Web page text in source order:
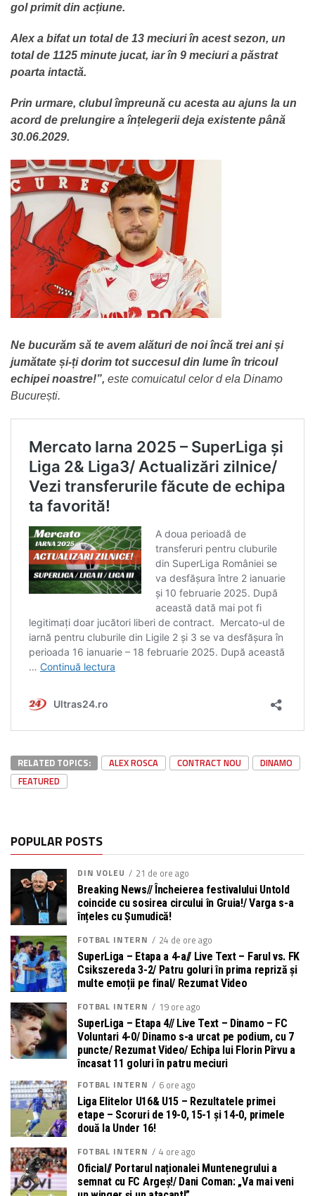
gol primit din acțiune.
Alex a bifat un total de 13 meciuri în acest sezon, un
total de 1125 minute jucat, iar în 9 meciuri a păstrat
poarta intactă.
Prin urmare, clubul împreună cu acesta au ajuns la un
acord de prelungire a înțelegerii deja existente până
30.06.2029.
Ne bucurăm să te avem alături de noi încă trei ani și
jumătate și-ți dorim tot succesul din lume în tricoul
echipei noastre!”, este comuicatul celor d ela Dinamo
București.
RELATED TOPICS: ALEX ROSCA CONTRACT NOU
DINAMO
FEATURED
POPULAR POSTS
DIN VOLEU 21 de ore ago
Breaking News// Încheierea festivalului Untold
coincide cu sosirea circului în Gruia!/ Varga s-a
înțeles cu Șumudică!
FOTBAL INTERN
24 de ore ago
SuperLiga – Etapa a 4-a// Live Text – Farul vs. FK
Csikszereda 3-2/ Patru goluri în prima repriză și
multe emoții pe final/ Rezumat Video
FOTBAL INTERN
19 ore ago
SuperLiga – Etapa 4// Live Text – Dinamo – FC
Voluntari 4-0/ Dinamo s-a urcat pe podium, cu 7
puncte/ Rezumat Video/ Echipa lui Florin Pîrvu a
încasat 11 goluri în patru meciuri
FOTBAL INTERN
6 ore ago
Liga Elitelor U16& U15 – Rezultatele primei
etape – Scoruri de 19-0, 15-1 și 14-0, primele
două la Under 16!
FOTBAL INTERN
4 ore ago
Oficial// Portarul naționalei Muntenegrului a
semnat cu FC Argeș!/ Dani Coman: „Va mai veni